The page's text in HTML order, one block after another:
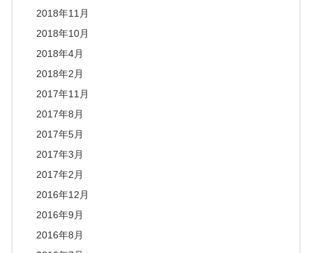
2018年11月
2018年10月
2018年4月
2018年2月
2017年11月
2017年8月
2017年5月
2017年3月
2017年2月
2016年12月
2016年9月
2016年8月